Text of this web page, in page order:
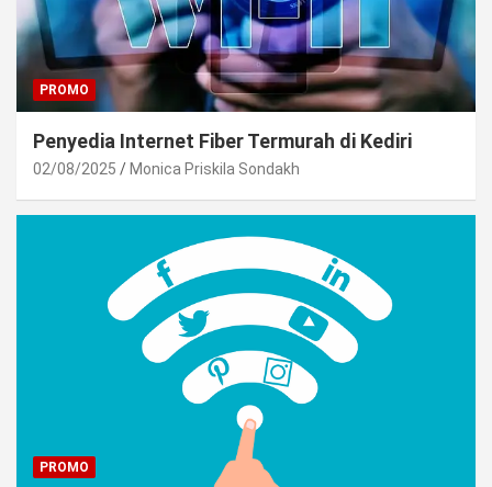
PROMO
Penyedia Internet Fiber Termurah di Kediri
02/08/2025 Monica Priskila Sondakh
PROMO